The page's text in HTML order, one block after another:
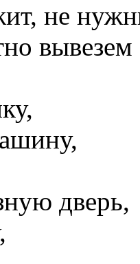
не
дверь,